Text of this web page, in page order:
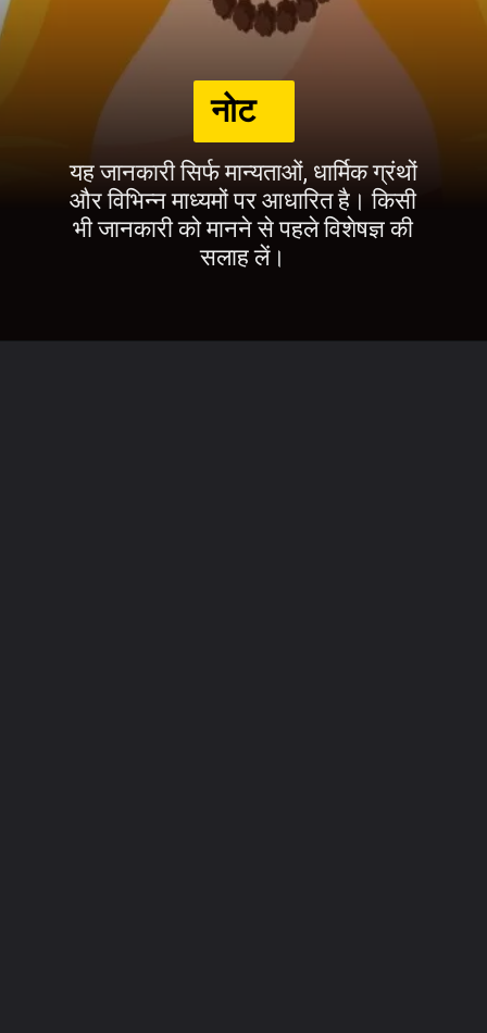
नोट
यह जानकारी सिर्फ मान्यताओं, धार्मिक ग्रंथों
और विभिन्न माध्यमों पर आधारित है। किसी
भी जानकारी को मानने से पहले विशेषज्ञ की
सलाह लें।